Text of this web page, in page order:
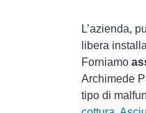
L’azienda,
libera
Forniamo
Archimede
tipo di